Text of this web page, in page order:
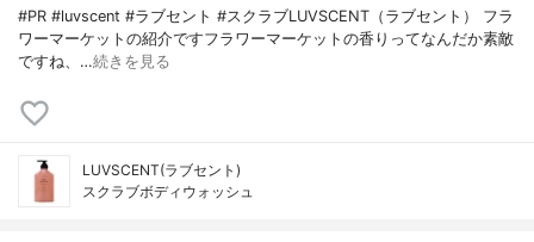
#PR #luvscent #ラブセント #スクラブLUVSCENT（ラブセント） フラ
ワーマーケットの紹介ですフラワーマーケットの香りってなんだか素敵
ですね、…続きを見る
LUVSCENT(ラブセント)
スクラブボディウォッシュ